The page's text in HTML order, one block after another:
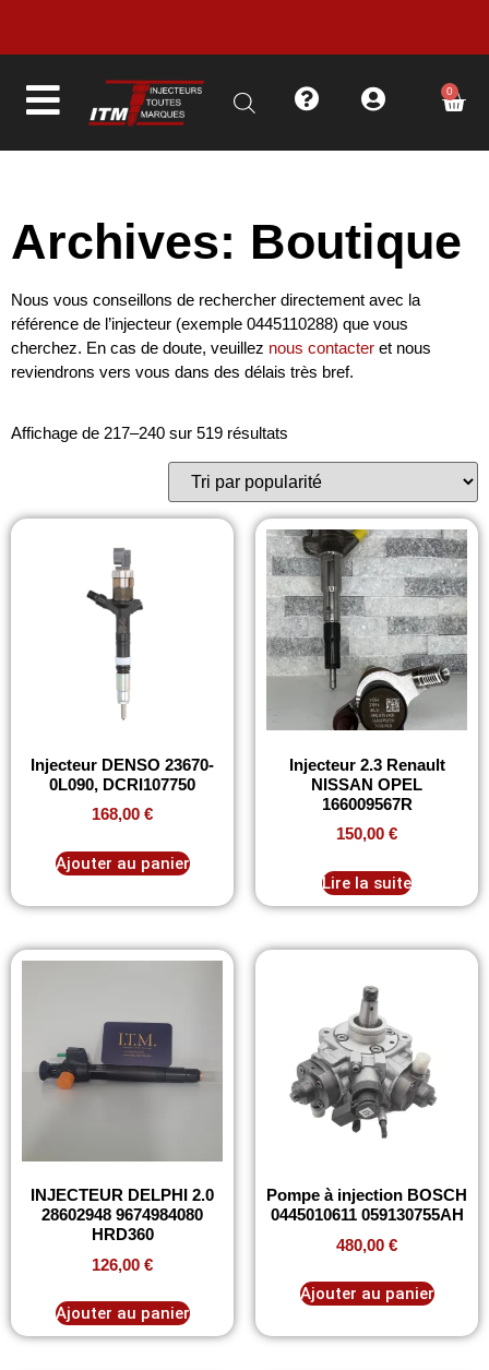
LIVRAISON EN MOINS DE 48H 0
Archives: Boutique
Nous vous conseillons de rechercher directement avec la
référence de l’injecteur (exemple 0445110288) que vous
cherchez. En cas de doute, veuillez nous contacter et nous
reviendrons vers vous dans des délais très bref.
Affichage de 217–240 sur 519 résultats
Injecteur DENSO 23670-
0L090, DCRI107750
168,00 €
Ajouter au panier
Injecteur 2.3 Renault
NISSAN OPEL
166009567R
150,00 €
Lire la suite
INJECTEUR DELPHI 2.0
28602948 9674984080
HRD360
126,00 €
Ajouter au panier
Pompe à injection BOSCH
0445010611 059130755AH
480,00 €
Ajouter au panier